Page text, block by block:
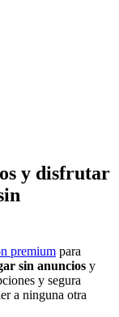
y disfrutar
premium para
sin anuncios y
y segura
a ninguna otra